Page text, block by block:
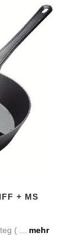
+ MS
( ... mehr